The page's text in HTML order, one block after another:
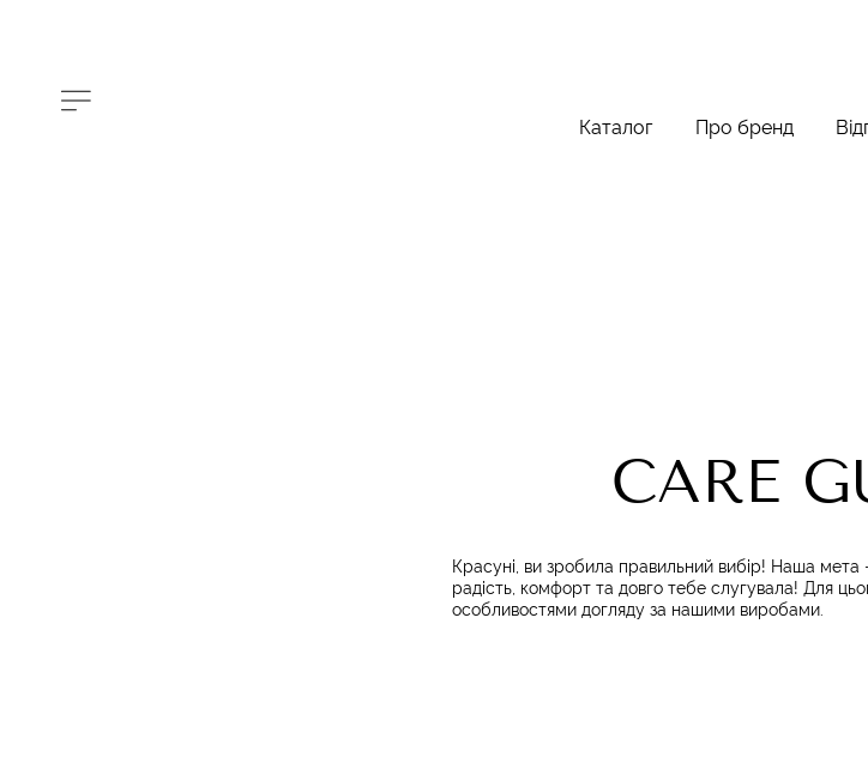
Каталог Про бренд
CARE
Красуні, ви зробила правильний вибір! Наша
радість, комфорт та довго тебе слугувала! Для
особливостями догляду за нашими виробами.